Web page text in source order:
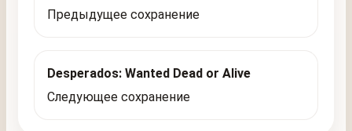
Предыдущее сохранение
Desperados: Wanted Dead or Alive
Следующее сохранение